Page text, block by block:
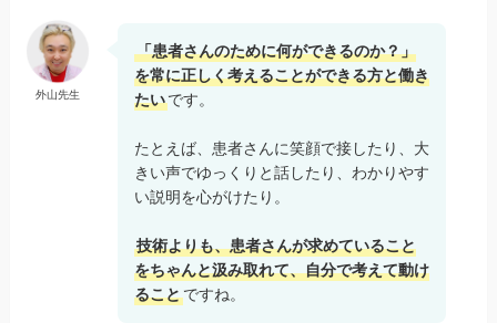
外山先生
「患者さんのために何ができるのか？」
を常に正しく考えることができる方と働き
たいです。
たとえば、患者さんに笑顔で接したり、大
きい声でゆっくりと話したり、わかりやす
い説明を心がけたり。
技術よりも、患者さんが求めていること
をちゃんと汲み取れて、自分で考えて動け
ることですね。